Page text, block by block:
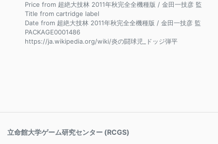
Price from 超絶大技林 2011年秋完全全機種版 / 金田一技彦 監
Title from cartridge label
Date from 超絶大技林 2011年秋完全全機種版 / 金田一技彦 監
PACKAGE0001486
https://ja.wikipedia.org/wiki/炎の闘球児_ドッジ弾平
立命館大学ゲーム研究センター (RCGS)